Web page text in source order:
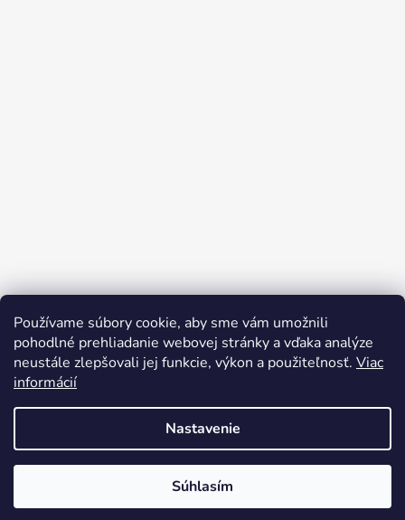
Používame súbory cookie, aby sme vám umožnili
pohodlné prehliadanie webovej stránky a vďaka analýze
neustále zlepšovali jej funkcie, výkon a použiteľnosť. Viac
informácií
Nastavenie
Súhlasím
Vytvoril Shoptet
bicyclegarage.sk
vyhradené.